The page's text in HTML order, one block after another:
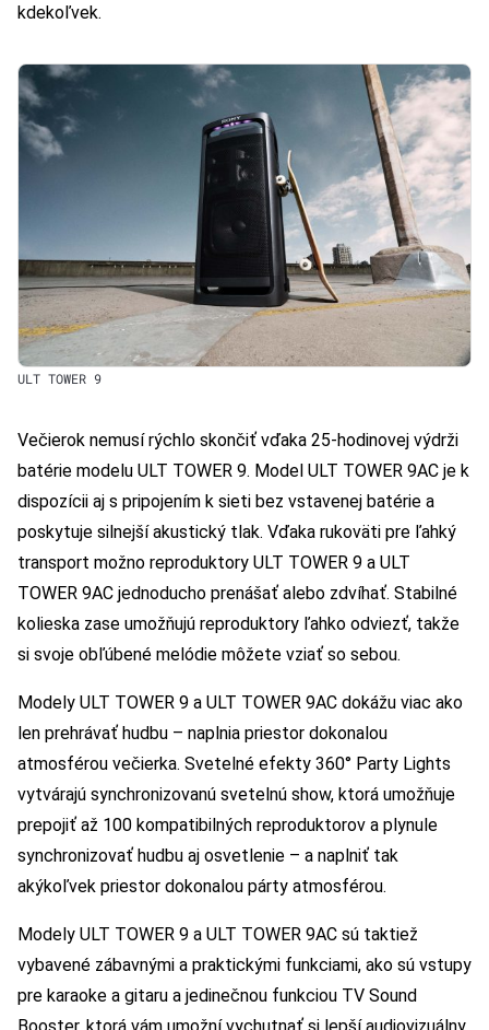
kdekoľvek.
ULT TOWER 9
Večierok nemusí rýchlo skončiť vďaka 25-hodinovej výdrži
batérie modelu ULT TOWER 9. Model ULT TOWER 9AC je k
dispozícii aj s pripojením k sieti bez vstavenej batérie a
poskytuje silnejší akustický tlak. Vďaka rukoväti pre ľahký
transport možno reproduktory ULT TOWER 9 a ULT
TOWER 9AC jednoducho prenášať alebo zdvíhať. Stabilné
kolieska zase umožňujú reproduktory ľahko odviezť, takže
si svoje obľúbené melódie môžete vziať so sebou.
Modely ULT TOWER 9 a ULT TOWER 9AC dokážu viac ako
len prehrávať hudbu – naplnia priestor dokonalou
atmosférou večierka. Svetelné efekty 360° Party Lights
vytvárajú synchronizovanú svetelnú show, ktorá umožňuje
prepojiť až 100 kompatibilných reproduktorov a plynule
synchronizovať hudbu aj osvetlenie – a naplniť tak
akýkoľvek priestor dokonalou párty atmosférou.
Modely ULT TOWER 9 a ULT TOWER 9AC sú taktiež
vybavené zábavnými a praktickými funkciami, ako sú vstupy
pre karaoke a gitaru a jedinečnou funkciou TV Sound
Booster, ktorá vám umožní vychutnať si lepší audiovizuálny